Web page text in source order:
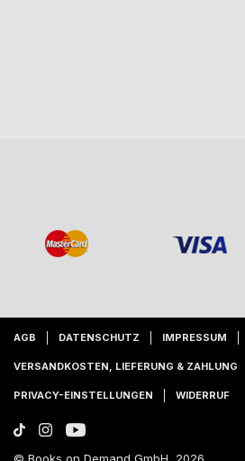
AGB DATENSCHUTZ IMPRESSUM
VERSANDKOSTEN, LIEFERUNG & ZAHLUNG
PRIVACY-EINSTELLUNGEN WIDERRUF
© Books on Demand GmbH, 2026